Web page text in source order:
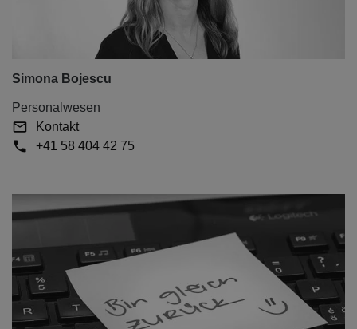
Simona Bojescu
Personalwesen
Kontakt
+41 58 404 42 75